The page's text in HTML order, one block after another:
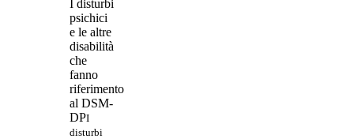
I disturbi
psichici
e le altre
disabilità
che
fanno
riferimento
al DSM-
DPI
disturbi